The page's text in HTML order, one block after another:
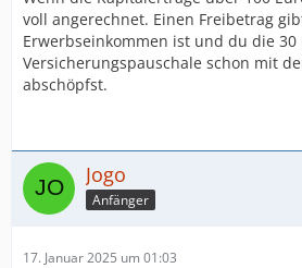
voll angerechnet. Einen Freibetrag
Erwerbseinkommen ist und du die 30
Versicherungspauschale schon mit
abschöpfst.
Jogo
Anfänger
17. Januar 2025 um 01:03